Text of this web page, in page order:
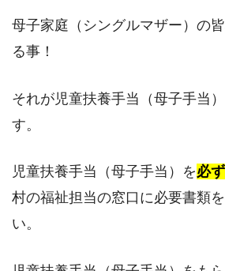
母子家庭（シングルマザー）の
る事！
それが児童扶養手当（母子手当
す。
児童扶養手当（母子手当）を必
村の福祉担当の窓口に必要書類
い。